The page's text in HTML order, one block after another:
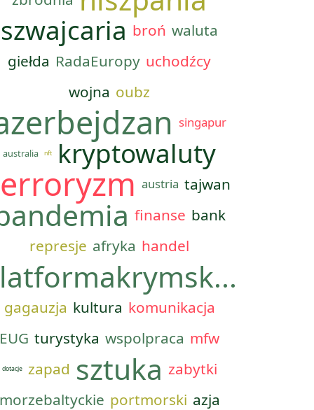
szwajcaria broń waluta
giełda RadaEuropy uchodźcy
wojna oubz
singapur
australia nft kryptowaluty
austria tajwan
finanse bank
represje afryka handel
gagauzja kultura komunikacja
EUG turystyka wspolpraca mfw
dotacje zapad sztuka zabytki
portmorski azja